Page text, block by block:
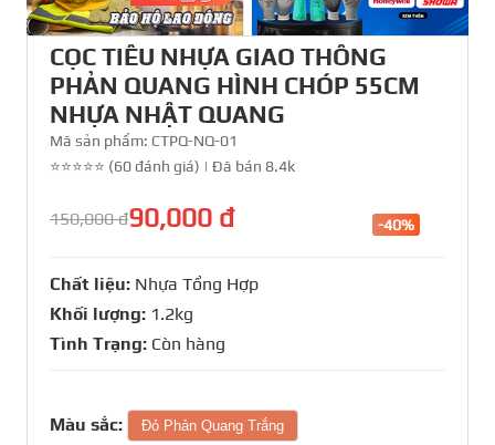
CỌC TIÊU NHỰA GIAO THÔNG
PHẢN QUANG HÌNH CHÓP 55CM
NHỰA NHẬT QUANG
Mã sản phẩm: CTPQ-NQ-01
⭐⭐⭐⭐⭐ (60 đánh giá) | Đã bán 8.4k
150,000 đ90,000 đ -40%
Chất liệu: Nhựa Tổng Hợp
Khối lượng: 1.2kg
Tình Trạng: Còn hàng
Màu sắc: Đỏ Phản Quang Trắng